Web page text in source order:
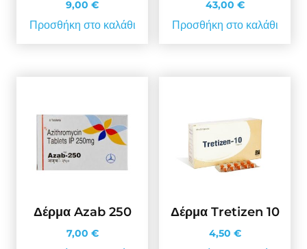
9,00 €
Προσθήκη στο καλάθι
43,00 €
Προσθήκη στο καλάθι
Δέρμα Azab 250
7,00 €
Δέρμα Tretizen 10
4,50 €